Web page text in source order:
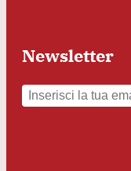
Newsletter